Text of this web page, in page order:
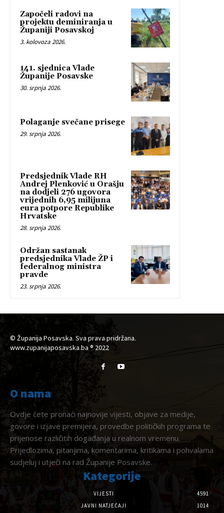
Započeli radovi na
projektu deminiranja u
Županiji Posavskoj
3. kolovoza 2026.
141. sjednica Vlade
Županije Posavske
30. srpnja 2026.
Polaganje svečane prisege
29. srpnja 2026.
Predsjednik Vlade RH
Andrej Plenković u Orašju
na dodjeli 276 ugovora
vrijednih 6,95 milijuna
eura potpore Republike
Hrvatske
28. srpnja 2026.
Održan sastanak
predsjednika Vlade ŽP i
federalnog ministra
pravde
23. srpnja 2026.
© Županija Posavska. Sva prava pridržana.
www.zupanijaposavska.ba ® 2022
O nama
Ovdje ćete pronaći najnovije vijesti, objave za medije,
govore i izjave premijera, provedbe političkih programa te
prijenose različitih događanja u realnom vremenu.
Prijedlozima, pitanjima, komentarima, kritikama i pohvalama
sudjeluj i utječi na rad Županije Posavske.
Kategorije
VIJESTI
4591
JAVNI NATJEČAJI
1014